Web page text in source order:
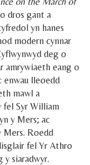
dros gant a
yn hanes
modern cynnar
deg o
amrywiaeth eang o
enwau lleoedd
mawl a
fel Syr William
y Mers; ac
Mers. Roedd
fel Yr Athro
y siaradwyr.